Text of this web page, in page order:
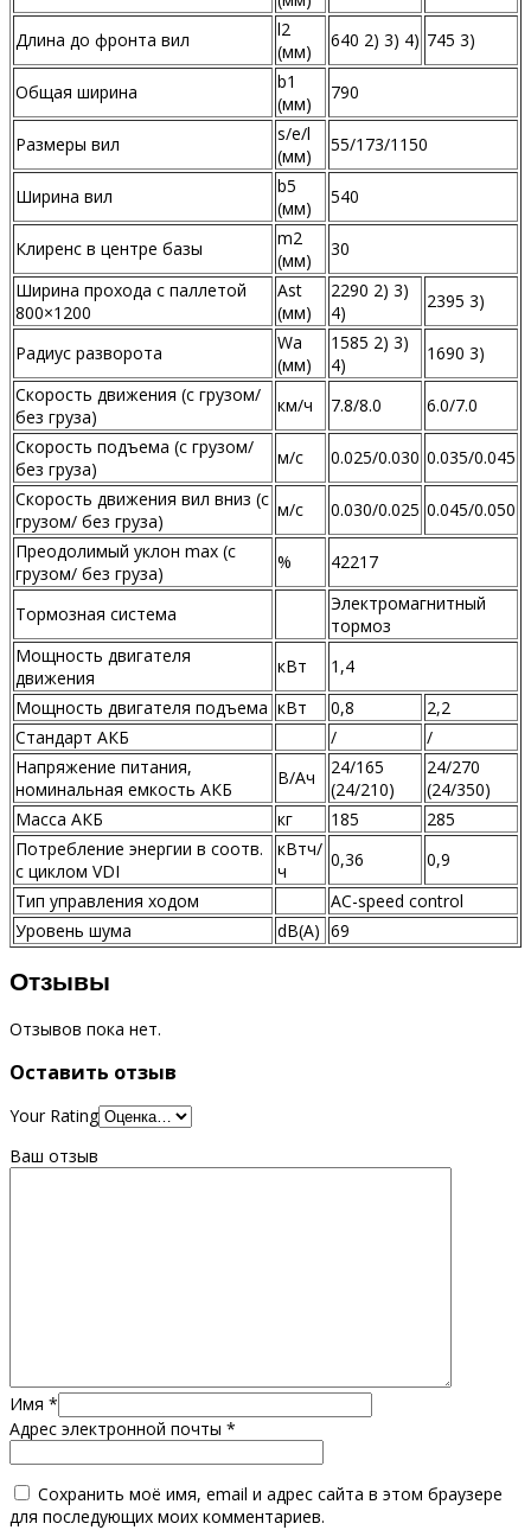
Длина до фронта вил
l2
(мм)
640 2) 3) 4) 745 3)
Общая ширина
b1
(мм)
790
Размеры вил
s/e/l
(мм)
55/173/1150
Ширина вил
b5
(мм)
540
Клиренс в центре базы
m2
(мм)
30
Ширина прохода с паллетой
800×1200
Ast
(мм)
2290 2) 3)
4)
2395 3)
Радиус разворота
Wa
(мм)
1585 2) 3)
4)
1690 3)
Скорость движения (с грузом/
без груза)
км/ч 7.8/8.0
6.0/7.0
Скорость подъема (с грузом/
без груза)
м/с 0.025/0.030 0.035/0.045
Скорость движения вил вниз (с
грузом/ без груза)
м/с 0.030/0.025 0.045/0.050
Преодолимый уклон max (с
грузом/ без груза)
% 42217
Тормозная система
Электромагнитный
тормоз
Мощность двигателя
движения
кВт
1,4
Мощность двигателя подъема кВт 0,8
2,2
Стандарт АКБ
/
/
Напряжение питания,
номинальная емкость АКБ
В/Ач
24/165
(24/210)
24/270
(24/350)
Масса АКБ
кг 185
285
Потребление энергии в соотв.
с циклом VDI
кВтч/
ч
0,36
0,9
Тип управления ходом
AC-speed control
Уровень шума
dB(A) 69
Отзывы
Отзывов пока нет.
Оставить отзыв
Your Rating
Ваш отзыв
Имя *
Адрес электронной почты *
Сохранить моё имя, email и адрес сайта в этом браузере
для последующих моих комментариев.